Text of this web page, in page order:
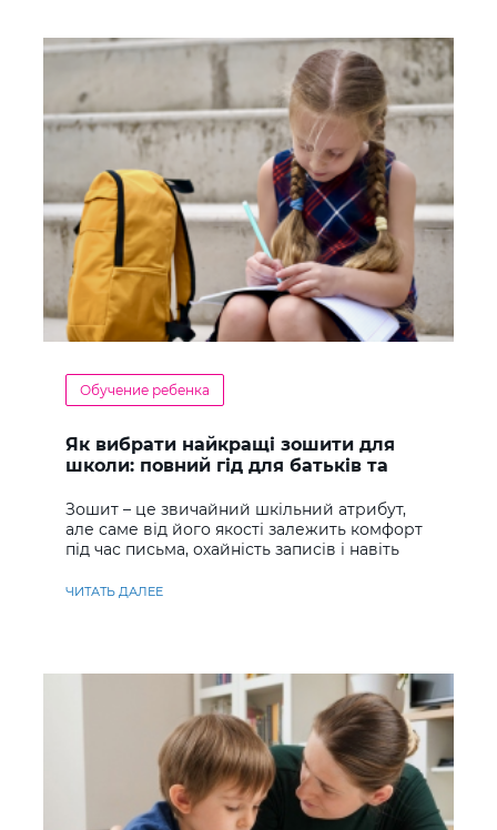
Обучение ребенка
Як вибрати найкращі зошити для
школи: повний гід для батьків та
Зошит – це звичайний шкільний атрибут,
але саме від його якості залежить комфорт
під час письма, охайність записів і навіть
ЧИТАТЬ ДАЛЕЕ